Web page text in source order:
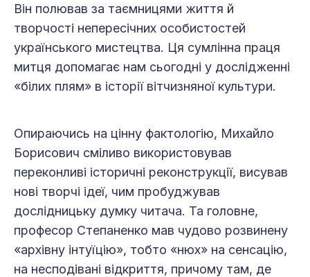
Він полював за таємницями життя й
творчості непересічних особистостей
українського мистецтва. Ця сумлінна праця
митця допомагає нам сьогодні у дослідженні
«білих плям» в історії вітчизняної культури.
Опираючись на цінну фактологію, Михайло
Борисович сміливо використовував
переконливі історичні реконструкції, висував
нові творчі ідеї, чим пробуджував
дослідницьку думку читача. Та головне,
професор Степаненко мав чудово розвинену
«архівну інтуїцію», тобто «нюх» на сенсацію,
на несподівані відкриття, причому там, де